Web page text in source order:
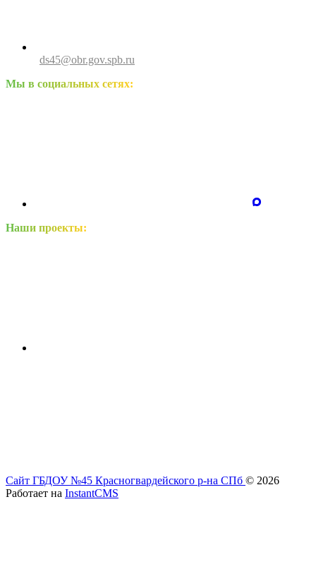
ds45@obr.gov.spb.ru
Мы в социальных сетях:
Наши проекты:
Сайт ГБДОУ №45 Красногвардейского р-на СПб © 2026
Работает на InstantCMS